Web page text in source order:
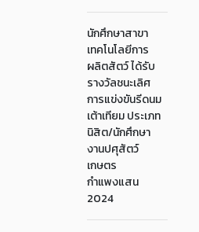
นักศึกษาสาขา
เทคโนโลยีการ
ผลิตสัตว์ ได้รับ
รางวัลชนะเลิศ
การแข่งขันรีดนม
เต้าเทียม ประเภท
นิสิต/นักศึกษา
งานปศุสัตว์
เกษตร
กำแพงแสน
2024